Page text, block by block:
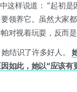
这样说道： “起初
领养它。虽然大家
对视着玩耍，反而
她结识了许多好人。
如此，她以“应该有